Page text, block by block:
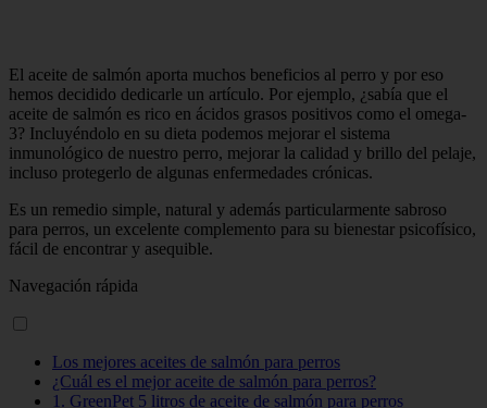
El aceite de salmón aporta muchos beneficios al perro y por eso
hemos decidido dedicarle un artículo. Por ejemplo, ¿sabía que el
aceite de salmón es rico en ácidos grasos positivos como el omega-
3? Incluyéndolo en su dieta podemos mejorar el sistema
inmunológico de nuestro perro, mejorar la calidad y brillo del pelaje,
incluso protegerlo de algunas enfermedades crónicas.
Es un remedio simple, natural y además particularmente sabroso
para perros, un excelente complemento para su bienestar psicofísico,
fácil de encontrar y asequible.
Navegación rápida
Los mejores aceites de salmón para perros
¿Cuál es el mejor aceite de salmón para perros?
1. GreenPet 5 litros de aceite de salmón para perros